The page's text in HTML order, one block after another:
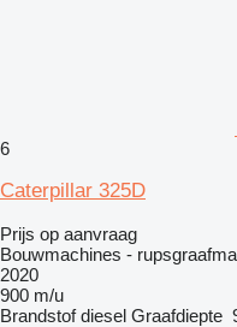
6
Caterpillar 325D
Prijs op aanvraag
Bouwmachines -
2020
900 m/u
Brandstof diesel Graafdiepte